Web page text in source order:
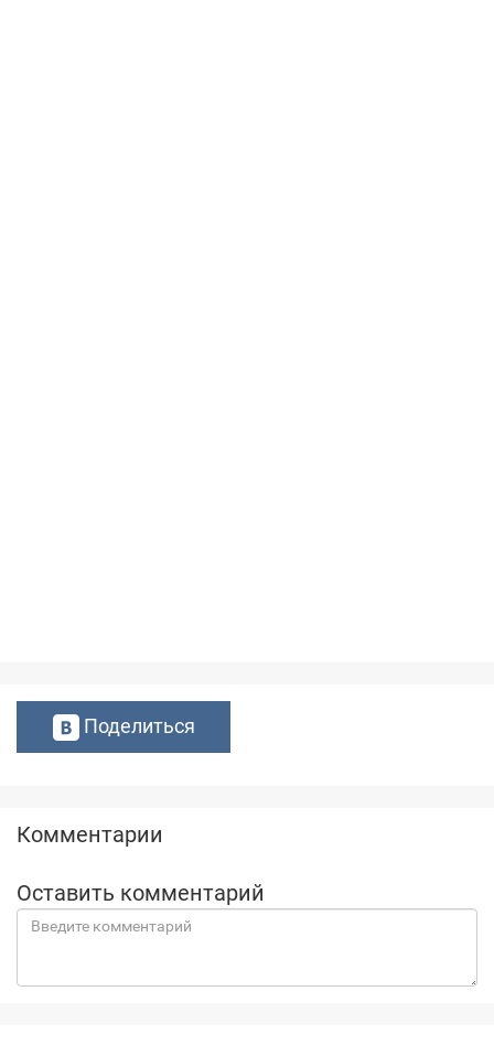
Поделиться
Комментарии
Оставить комментарий